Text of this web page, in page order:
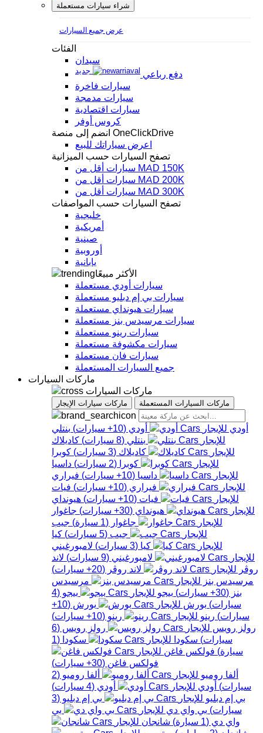
شراء سيارات مستعملة
عرض جميع السيارات
الفئات
سيدان
دفع رباعي
جديد
سيارات فاخرة
سيارات مدمجة
سيارات اقتصادية
كروس أوفر
انضم إلى منصة OneClickDrive
اعرض سياراتك للبيع
تصفح السيارات حسب الميزانية
سيارات أقل من MAD 150K
سيارات أقل من MAD 200K
سيارات أقل من MAD 300K
تصفح السيارات حسب المواصفات
خليجية
أمريكية
صينية
أوروبية
يابانية
الأكثر مبيعًا
سيارات أودي مستعملة
سيارات بي إم دبليو مستعملة
سيارات هيونداي مستعملة
سيارات مرسيدس بنز مستعملة
سيارات رينو مستعملة
سيارات مكشوفة مستعملة
سيارات فان مستعملة
جميع السيارات المستعملة
ماركات السيارات
ماركات السيارات
ماركات سيارات الإيجار ماركات السيارات المستعملة
أودي أودي (
10+ سيارات) بنتلي
بنتلي (
8 سيارات) كاديلاك
كاديلاك (
3 سيارات) كوبرا
كوبرا (
2 سيارات) داسيا
داسيا (
10+ سيارات) فيراري
فيراري (
10+ سيارات) فيات
فيات (
10+ سيارات) هيونداي
هيونداي (
30+ سيارات) جاغوار
جاغوار (
1 سيارة) جيب
جيب (
5 سيارات) كيا
كيا (
3 سيارات) لامبورغيني
لامبورغيني (
9 سيارات) لاند
روڤر
لاند روڤر (
20+ سيارات)
مرسيدس بنز
مرسيدس
بنز (
30+ سيارات) بيجو بيجو (
4
سيارات) بورش بورش (
10+
سيارات) رينو رينو (
10+ سيارات)
رولز رويس
رولز رويس (
6
سيارات) سكودا سكودا (
1
سيارة) فولكس فاغن
فولكس فاغن (
30+ سيارات)
ألفا روميو
ألفا روميو (
2
سيارات) أودي أودي (
4 سيارات)
بي إم دبليو
بي إم دبليو (
3
سيارات) بي واي دي
بي
واي دي (
1 سيارة) شانجان